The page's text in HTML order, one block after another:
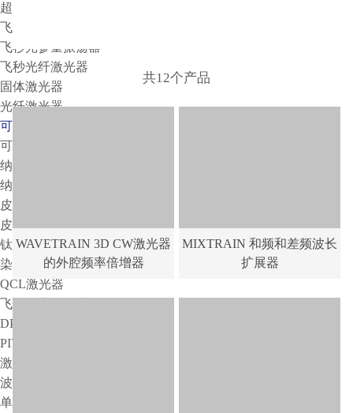
超连续谱激光器
飞秒放大激光器
飞秒光参量振荡器
飞秒光纤激光器
固体激光器
光纤激光器
可调谐激光器
可调谐滤波系统
纳秒光参量振荡器
纳秒光纤激光器
皮秒光参量振荡器
皮秒可调谐激光器
钛宝石窄线宽可调谐激光器
染料激光器
QCL激光器
飞秒钛宝石激光器
DPSS
PIV双脉冲激光器
激光测试仪器
波长计
单色仪
共12个产品
WAVETRAIN 3D CW激光器
的外腔频率倍增器
MIXTRAIN 和频和差频波长
扩展器